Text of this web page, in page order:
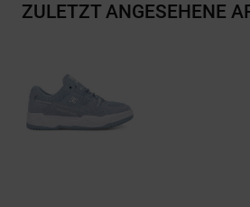
ZULETZT ANGESEHENE